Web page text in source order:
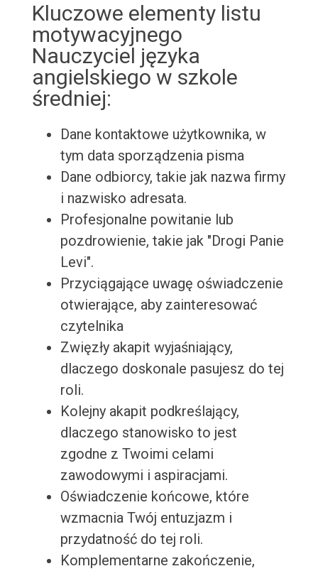
Kluczowe elementy listu
motywacyjnego
Nauczyciel języka
angielskiego w szkole
średniej:
Dane kontaktowe użytkownika, w
tym data sporządzenia pisma
Dane odbiorcy, takie jak nazwa firmy
i nazwisko adresata.
Profesjonalne powitanie lub
pozdrowienie, takie jak "Drogi Panie
Levi".
Przyciągające uwagę oświadczenie
otwierające, aby zainteresować
czytelnika
Zwięzły akapit wyjaśniający,
dlaczego doskonale pasujesz do tej
roli.
Kolejny akapit podkreślający,
dlaczego stanowisko to jest
zgodne z Twoimi celami
zawodowymi i aspiracjami.
Oświadczenie końcowe, które
wzmacnia Twój entuzjazm i
przydatność do tej roli.
Komplementarne zakończenie,